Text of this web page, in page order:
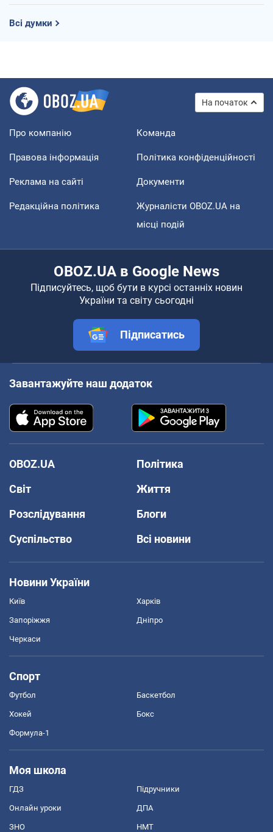
Всі думки
На початок
Про компанію Команда
Правова інформація Політика конфіденційності
Реклама на сайті Документи
Редакційна політика
Журналісти OBOZ.UA на
місці подій
OBOZ.UA в Google News
Підписуйтесь, щоб бути в курсі останніх новин
України та світу сьогодні
Підписатись
Завантажуйте наш додаток
OBOZ.UA
Політика
Світ
Життя
Розслідування
Блоги
Суспільство
Всі новини
Новини України
Київ Харків
Запоріжжя Дніпро
Черкаси
Спорт
Футбол Баскетбол
Хокей Бокс
Формула-1
Моя школа
ГДЗ Підручники
Онлайн уроки ДПА
ЗНО НМТ